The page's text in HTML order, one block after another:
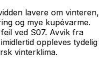
lavere om vinteren,
og mye kupévarme.
ved S07. Avvik fra
oppleves tydelig
vinterklima.